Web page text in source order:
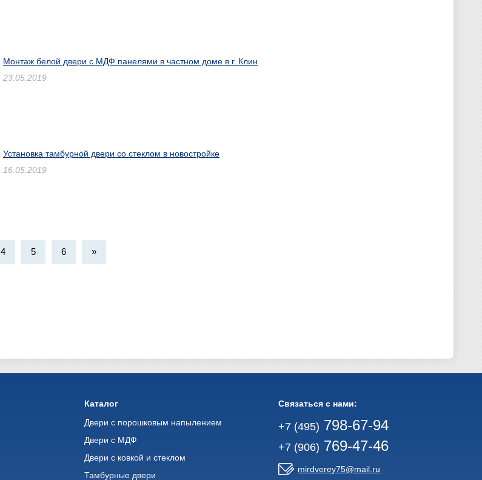
Монтаж белой двери с МДФ панелями в частном доме в г. Клин
23.05.2019
Установка тамбурной двери со стеклом в новостройке
16.05.2019
4 5 6 »
Каталог
Двери с порошковым напылением
Двери с МДФ
Двери с ковкой и стеклом
Тамбурные двери
Связаться с нами:
+7 (495) 798-67-94
+7 (906) 769-47-46
mirdverey75@mail.ru